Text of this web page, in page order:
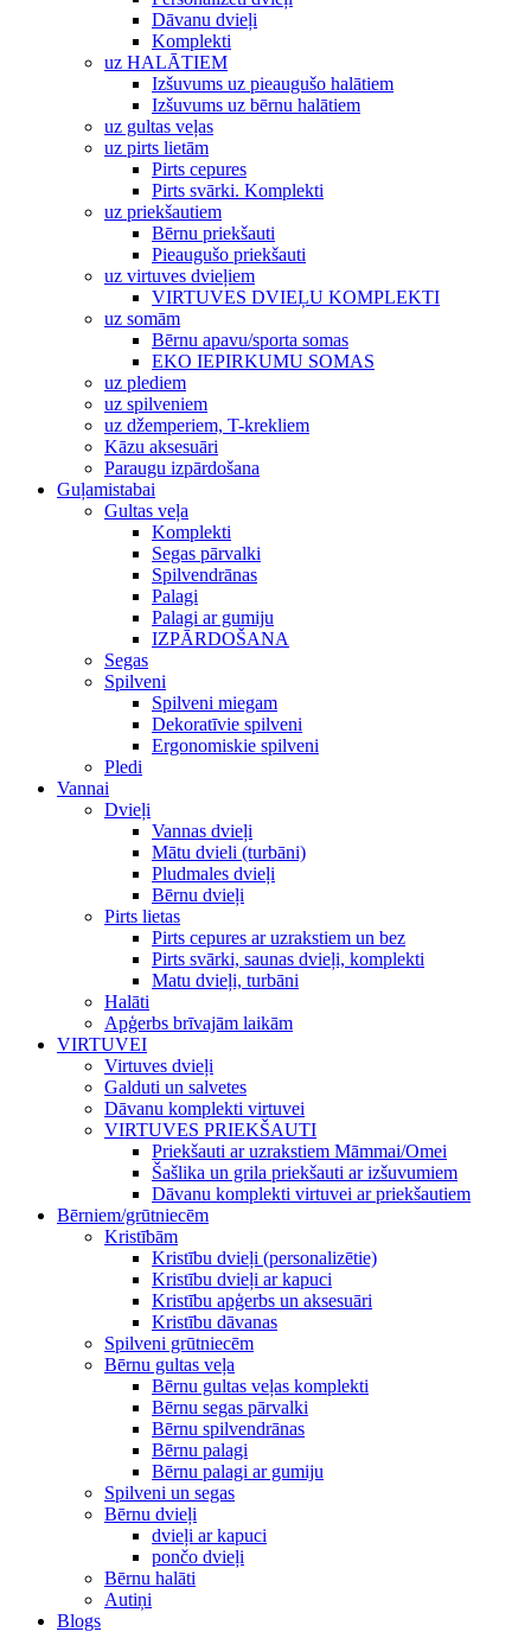
Dāvanu dvieļi
Komplekti
uz HALĀTIEM
Izšuvums uz pieaugušo halātiem
Izšuvums uz bērnu halātiem
uz gultas veļas
uz pirts lietām
Pirts cepures
Pirts svārki. Komplekti
uz priekšautiem
Bērnu priekšauti
Pieaugušo priekšauti
uz virtuves dvieļiem
VIRTUVES DVIEĻU KOMPLEKTI
uz somām
Bērnu apavu/sporta somas
EKO IEPIRKUMU SOMAS
uz plediem
uz spilveniem
uz džemperiem, T-krekliem
Kāzu aksesuāri
Paraugu izpārdošana
Guļamistabai
Gultas veļa
Komplekti
Segas pārvalki
Spilvendrānas
Palagi
Palagi ar gumiju
IZPĀRDOŠANA
Segas
Spilveni
Spilveni miegam
Dekoratīvie spilveni
Ergonomiskie spilveni
Pledi
Vannai
Dvieļi
Vannas dvieļi
Mātu dvieli (turbāni)
Pludmales dvieļi
Bērnu dvieļi
Pirts lietas
Pirts cepures ar uzrakstiem un bez
Pirts svārki, saunas dvieļi, komplekti
Matu dvieļi, turbāni
Halāti
Apģerbs brīvajām laikām
VIRTUVEI
Virtuves dvieļi
Galduti un salvetes
Dāvanu komplekti virtuvei
VIRTUVES PRIEKŠAUTI
Priekšauti ar uzrakstiem Māmmai/Omei
Šašlika un grila priekšauti ar izšuvumiem
Dāvanu komplekti virtuvei ar priekšautiem
Bērniem/grūtniecēm
Kristībām
Kristību dvieļi (personalizētie)
Kristību dvieļi ar kapuci
Kristību apģerbs un aksesuāri
Kristību dāvanas
Spilveni grūtniecēm
Bērnu gultas veļa
Bērnu gultas veļas komplekti
Bērnu segas pārvalki
Bērnu spilvendrānas
Bērnu palagi
Bērnu palagi ar gumiju
Spilveni un segas
Bērnu dvieļi
dvieļi ar kapuci
pončo dvieļi
Bērnu halāti
Autiņi
Blogs